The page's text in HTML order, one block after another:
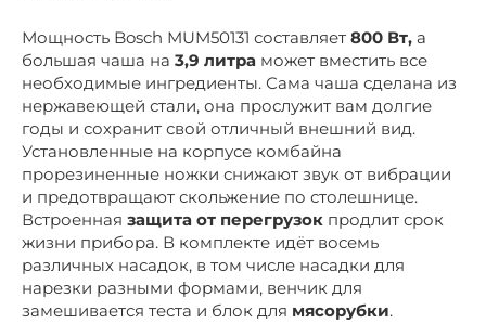
Мощность Bosch MUM50131 составляет 800 Вт, а
большая чаша на 3,9 литра может вместить все
необходимые ингредиенты. Сама чаша сделана из
нержавеющей стали, она прослужит вам долгие
годы и сохранит свой отличный внешний вид.
Установленные на корпусе комбайна
прорезиненные ножки снижают звук от вибрации
и предотвращают скольжение по столешнице.
Встроенная защита от перегрузок продлит срок
жизни прибора. В комплекте идёт восемь
различных насадок, в том числе насадки для
нарезки разными формами, венчик для
замешивается теста и блок для мясорубки.